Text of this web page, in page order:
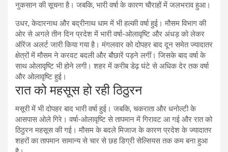
नुकसान की सूचना है। जबकि, भारी वर्षा के कारण चौराहों में जलभराव हुआ।
उधर, केदारनाथ और बद्रीनाथ धाम में भी हल्की वर्षा हुई। मौसम विभाग की
ओर से अगले तीन दिन प्रदेश में भारी वर्षा-ओलावृष्टि और अंधड़ को लेकर
ऑरेंज अलर्ट जारी किया गया है। मंगलवार को दोपहर बाद दून समेत ज्यादातर
क्षेत्रों में मौसम ने करवट बदली और बौछारें पड़ने लगीं। जिसके बाद वर्षा के
साथ ओलावृष्टि भी होने लगी। शहर में करीब डेढ़ घंटे से अधिक देर तक वर्षा
और ओलावृष्टि हुई।
रात को महसूस हो रही ठिठुरन
मसूरी में भी दोपहर बाद भारी वर्षा हुई। जबकि, चकराता और धनोल्टी के
आसपास ओले गिरे। वर्षा-ओलावृष्टि से तापमान में गिरावट आ गई और रात को
ठिठुरन महसूस की गई। मौसम के बदले मिजाज के कारण प्रदेश के ज्यादातर
शहरों का तापमान सामान्य से चार से छह डिग्री सेल्सियस तक कम बना हुआ